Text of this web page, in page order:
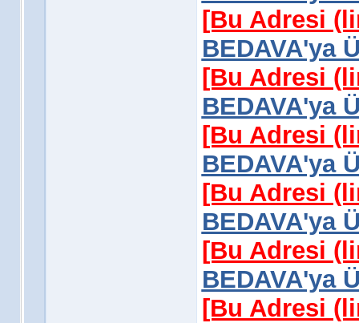
[Bu Adresi
BEDAVA'ya
[Bu Adresi
BEDAVA'ya
[Bu Adresi
BEDAVA'ya
[Bu Adresi
BEDAVA'ya
[Bu Adresi
BEDAVA'ya
[Bu Adresi